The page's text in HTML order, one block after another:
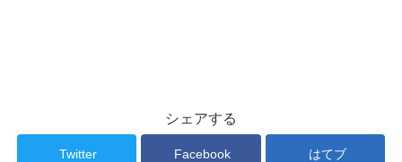
シェアする
Twitter Facebook はてブ